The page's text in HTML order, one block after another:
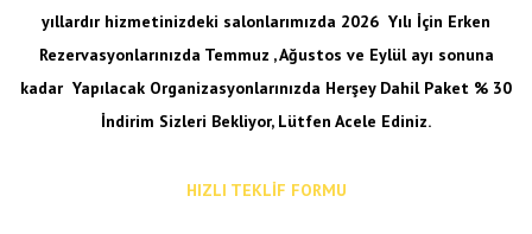
yıllardır hizmetinizdeki salonlarımızda 2026 Yılı İçin Erken
Rezervasyonlarınızda Temmuz , Ağustos ve Eylül ayı sonuna
kadar Yapılacak Organizasyonlarınızda Herşey Dahil Paket % 30
İndirim Sizleri Bekliyor, Lütfen Acele Ediniz.
HIZLI TEKLİF FORMU